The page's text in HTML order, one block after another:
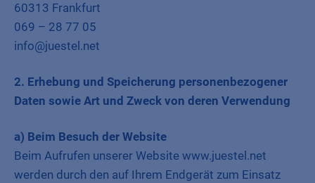
60313 Frankfurt
069 – 28 77 05
info@juestel.net
2. Erhebung und Speicherung personenbezogener
Daten sowie Art und Zweck von deren Verwendung
a) Beim Besuch der Website
Beim Aufrufen unserer Website www.juestel.net
werden durch den auf Ihrem Endgerät zum Einsatz